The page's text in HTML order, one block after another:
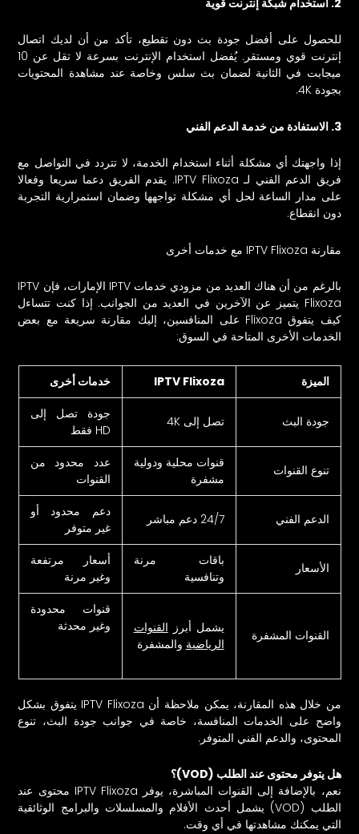
للحصول على أفضل جودة بث دون تقطيع، تأكد من أن لديك اتصال
إنترنت قوي ومستقر. يُفضل استخدام الإنترنت بسرعة لا تقل عن 10
ميجابت في الثانية لضمان بث سلس وخاصة عند مشاهدة المحتويات
بجودة 4K.
3. الاستفادة من خدمة الدعم الفني
إذا واجهتك أي مشكلة أثناء استخدام الخدمة، لا تتردد في التواصل مع
فريق الدعم الفني لـ IPTV Flixoza. يقدم الفريق دعما سريعا وفعالا
على مدار الساعة لحل أي مشكلة تواجهها وضمان استمرارية التجربة
دون انقطاع.
مقارنة IPTV Flixoza مع خدمات أخرى
بالرغم من أن هناك العديد من مزودي خدمات IPTV الإمارات، فإن IPTV
Flixoza يتميز عن الآخرين في العديد من الجوانب. إذا كنت تتساءل
كيف يتفوق Flixoza على المنافسين، إليك مقارنة سريعة مع بعض
الخدمات الأخرى المتاحة في السوق:
الميزة IPTV Flixoza خدمات أخرى
جودة البث تصل إلى 4K
جودة تصل إلى
HD فقط
تنوع القنوات
قنوات محلية ودولية
مشفرة
عدد محدود من
القنوات
الدعم الفني 24/7 دعم مباشر
دعم محدود أو
غير متوفر
الأسعار
باقات مرنة
وتنافسية
أسعار مرتفعة
وغير مرنة
القنوات المشفرة يشمل أبرز القنوات
الرياضية والمشفرة
قنوات محدودة
وغير محدثة
من خلال هذه المقارنة، يمكن ملاحظة أن IPTV Flixoza يتفوق بشكل
واضح على الخدمات المنافسة، خاصة في جوانب جودة البث، تنوع
المحتوى، والدعم الفني المتوفر.
هل يتوفر محتوى عند الطلب (VOD)؟
نعم، بالإضافة إلى القنوات المباشرة، يوفر IPTV Flixoza محتوى عند
الطلب (VOD) يشمل أحدث الأفلام والمسلسلات والبرامج الوثائقية
التي يمكنك مشاهدتها في أي وقت.